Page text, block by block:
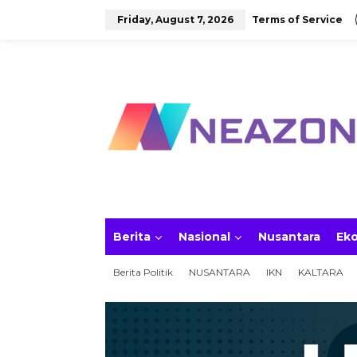
Friday, August 7, 2026 Terms of Service
Berita Nasional Nusantara
Berita Politik NUSANTARA IKN KALTARA